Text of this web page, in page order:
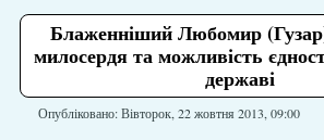
Блаженніший Любомир
милосердя та можливість
державі
Опубліковано: Вівторок, 22 жовтня 2013, 09:00